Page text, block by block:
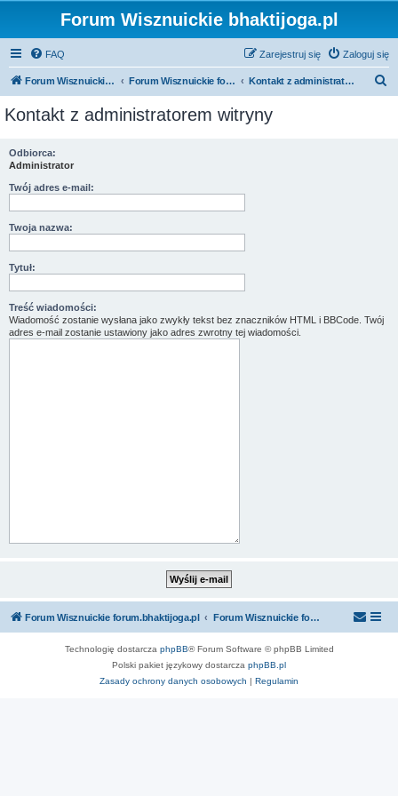
Forum Wisznuickie bhaktijoga.pl
FAQ Zaloguj się
Zarejestruj się
Forum Wisznuickie forum.bhaktijoga.pl Forum Wisznuickie forum.bhaktijoga.pl Kontakt z administratorem witryny
Kontakt z administratorem witryny
Odbiorca:
Administrator
Twój adres e-mail:
Twoja nazwa:
Tytuł:
Treść wiadomości:
Wiadomość zostanie wysłana jako zwykły tekst bez znaczników HTML i BBCode. Twój
adres e-mail zostanie ustawiony jako adres zwrotny tej wiadomości.
Forum Wisznuickie forum.bhaktijoga.pl Forum Wisznuickie forum.bhaktijoga.pl
Technologię dostarcza phpBB® Forum Software © phpBB Limited
Polski pakiet językowy dostarcza phpBB.pl
Zasady ochrony danych osobowych | Regulamin